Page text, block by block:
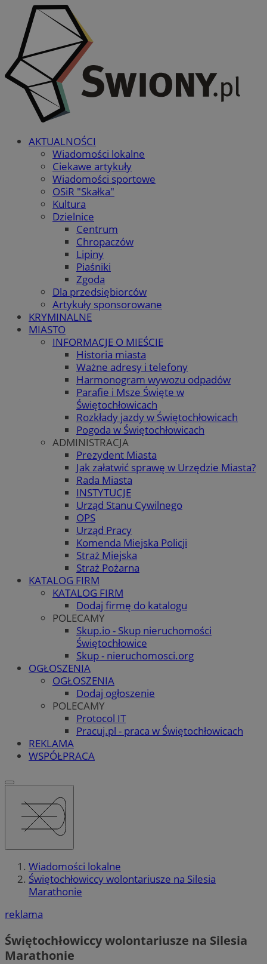
AKTUALNOŚCI
Wiadomości lokalne
Ciekawe artykuły
Wiadomości sportowe
OSiR "Skałka"
Kultura
Dzielnice
Centrum
Chropaczów
Lipiny
Piaśniki
Zgoda
Dla przedsiębiorców
Artykuły sponsorowane
KRYMINALNE
MIASTO
INFORMACJE O MIEŚCIE
Historia miasta
Ważne adresy i telefony
Harmonogram wywozu odpadów
Parafie i Msze Święte w
Świętochłowicach
Rozkłady jazdy w Świętochłowicach
Pogoda w Świętochłowicach
ADMINISTRACJA
Prezydent Miasta
Jak załatwić sprawę w Urzędzie Miasta?
Rada Miasta
INSTYTUCJE
Urząd Stanu Cywilnego
OPS
Urząd Pracy
Komenda Miejska Policji
Straż Miejska
Straż Pożarna
KATALOG FIRM
KATALOG FIRM
Dodaj firmę do katalogu
POLECAMY
Skup.io - Skup nieruchomości
Świętochłowice
Skup - nieruchomosci.org
OGŁOSZENIA
OGŁOSZENIA
Dodaj ogłoszenie
POLECAMY
Protocol IT
Pracuj.pl - praca w Świętochłowicach
REKLAMA
WSPÓŁPRACA
Wiadomości lokalne
Świętochłowiccy wolontariusze na Silesia
Marathonie
reklama
Świętochłowiccy wolontariusze na Silesia
Marathonie